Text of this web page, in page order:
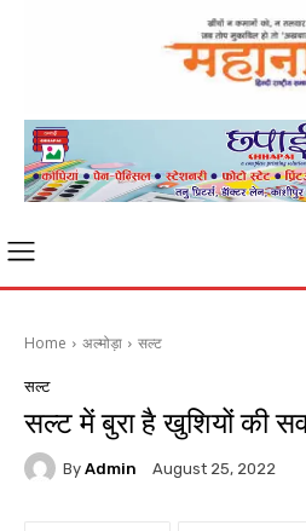
Home अल्मोड़ा सल्ट
सल्ट
सल्ट में बुरा है खुशियों की
By Admin August 25, 2022